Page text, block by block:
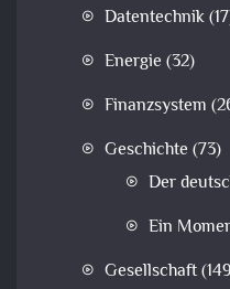
Datentechnik
Energie (32)
Finanzsystem
Geschichte (73)
Der
Ein
Gesellschaft